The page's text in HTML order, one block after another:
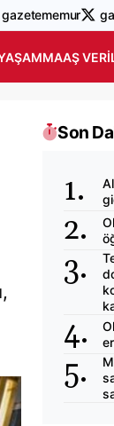
gazetememur
MAAŞ
Son